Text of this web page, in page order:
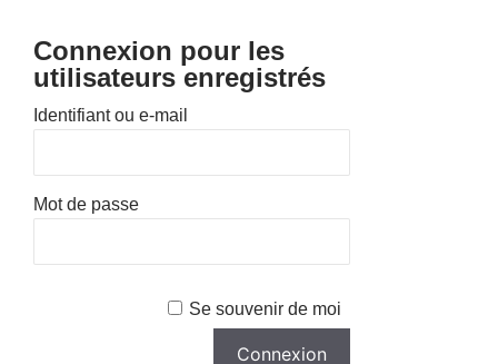
Connexion pour les
utilisateurs enregistrés
Identifiant ou e-mail
Mot de passe
Se souvenir de moi